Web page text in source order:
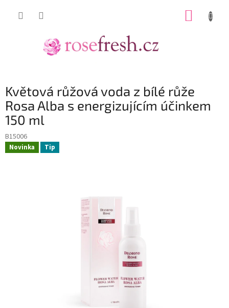
Květová růžová voda z bílé růže
Rosa Alba s energizujícím účinkem
150 ml
B15006
Novinka Tip